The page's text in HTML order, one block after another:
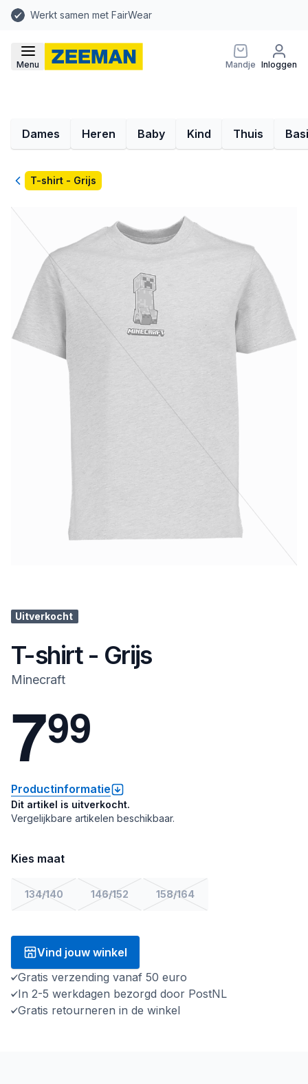
Werkt samen met FairWear
Menu Mandje Inloggen
Dames Heren Baby Kind Thuis
TerugT-shirt - Grijs
Uitverkocht
T-shirt - Grijs
Minecraft
799
Productinformatie
Dit artikel is uitverkocht.
Vergelijkbare artikelen beschikbaar.
Kies maat
134/140 146/152 158/164
Vind jouw winkel
Gratis verzending vanaf 50 euro
In 2-5 werkdagen bezorgd door PostNL
Gratis retourneren in de winkel